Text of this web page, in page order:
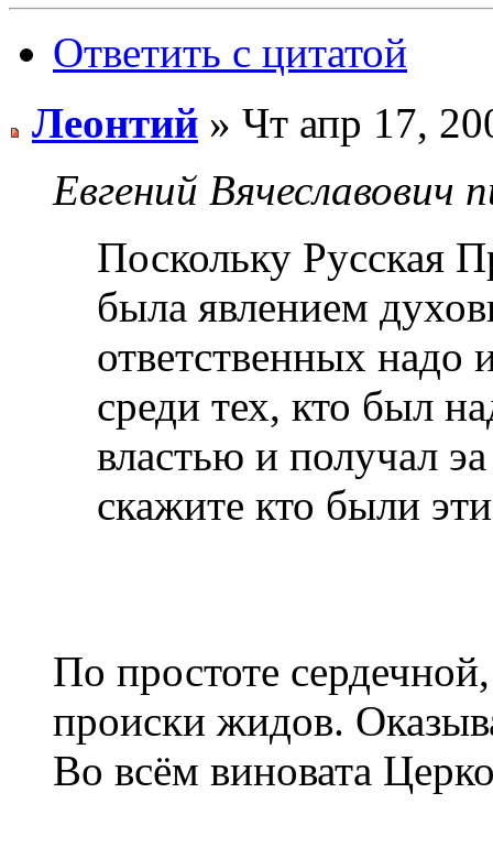
Ответить с цитатой
Леонтий » Чт апр 17,
Евгений Вячеславович
Поскольку Русская
была явлением
ответственных надо
среди тех, кто был
властью и получал
скажите кто были
По простоте
происки жидов.
Во всём виновата